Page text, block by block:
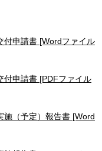
付申請書 [Wordファイル
付申請書 [PDFファイル
施（予定）報告書 [Word